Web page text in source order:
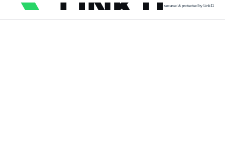
secured & protected by Link11